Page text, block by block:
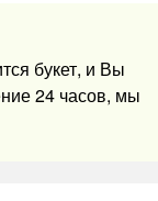
букет, и Вы
24 часов, мы